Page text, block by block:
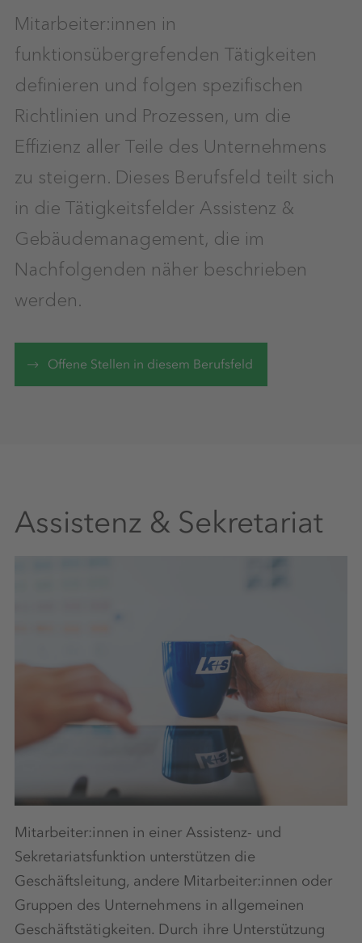
Mitarbeiter:innen in
funktionsübergrefenden Tätigkeiten
definieren und folgen spezifischen
Richtlinien und Prozessen, um die
Effizienz aller Teile des Unternehmens
zu steigern. Dieses Berufsfeld teilt sich
in die Tätigkeitsfelder Assistenz &
Gebäudemanagement, die im
Nachfolgenden näher beschrieben
werden.
Offene Stellen in diesem Berufsfeld
Assistenz & Sekretariat
Mitarbeiter:innen in einer Assistenz- und
Sekretariatsfunktion unterstützen die
Geschäftsleitung, andere Mitarbeiter:innen oder
Gruppen des Unternehmens in allgemeinen
Geschäftstätigkeiten. Durch ihre Unterstützung